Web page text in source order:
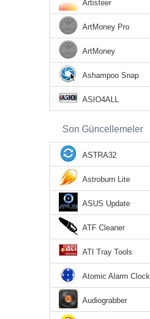
Artisteer
ArtMoney Pro
ArtMoney
Ashampoo Snap
ASIO4ALL
Son Güncellemeler
ASTRA32
Astroburn Lite
ASUS Update
ATF Cleaner
ATI Tray Tools
Atomic Alarm Clock
Audiograbber